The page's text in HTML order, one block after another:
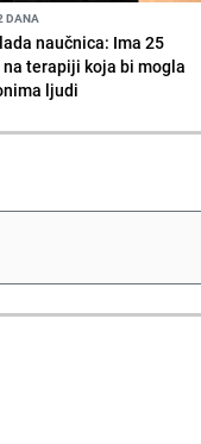
DANA
naučnica: Ima 25
terapiji koja bi mogla
ljudi